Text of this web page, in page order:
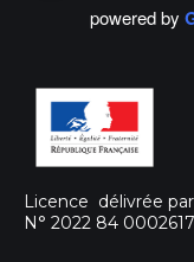
powered by
Licence délivrée
N° 2022 84 0002617